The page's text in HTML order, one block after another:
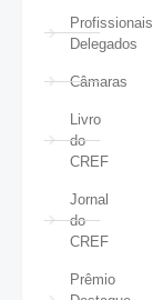
Profissionais
Delegados
Câmaras
Livro
do
CREF
Jornal
do
CREF
Prêmio